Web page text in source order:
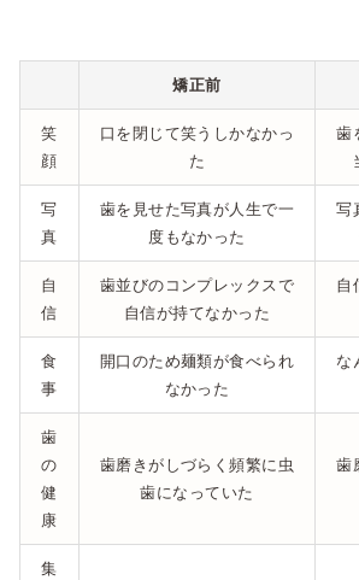
矯正前
笑
顔
口を閉じて笑うしかなかっ
た
歯
写
真
歯を見せた写真が人生で一
度もなかった
写
自
信
歯並びのコンプレックスで
自信が持てなかった
自
食
事
開口のため麺類が食べられ
なかった
な
歯
の
健
康
歯磨きがしづらく頻繁に虫
歯になっていた
歯
集